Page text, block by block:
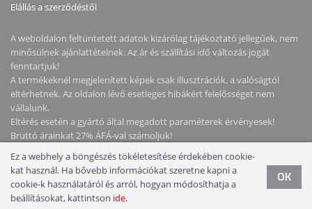
Elállás a szerződéstől
A weboldalon feltüntetett adatok kizárólag tájékoztató jellegűek, nem
minősülnek ajánlattételnek. Az ár és szállítási idő változás jogát
fenntartjuk!
A termékeknél megjelenített képek csak illusztrációk, a valóságtól
eltérhetnek. Az oldalon lévő esetleges hibákért felelősséget nem
vállalunk.
Eltérés esetén a gyártó által megadott paraméterek érvényesek!
Bruttó árainkat 27% ÁFÁ-val számoljuk!
Copyright © 2026 NotebookStore. Minden jog fenntartva!
Ez a webhely a böngészés tökéletesítése érdekében cookie-
kat használ. Ha bővebb információkat szeretne kapni a
cookie-k használatáról és arról, hogyan módosíthatja a
beállításokat, kattintson ide.
OK